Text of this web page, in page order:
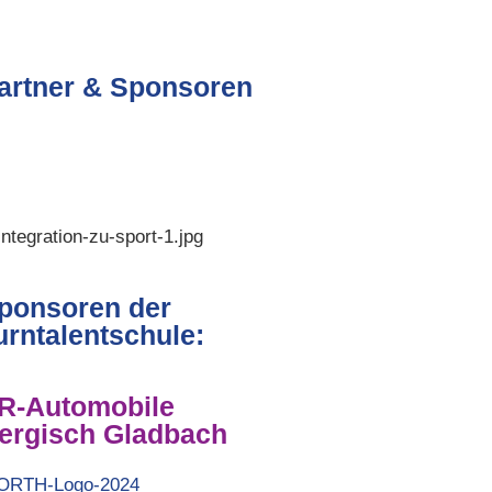
& Sponsoren
der
Automobile
Gladbach